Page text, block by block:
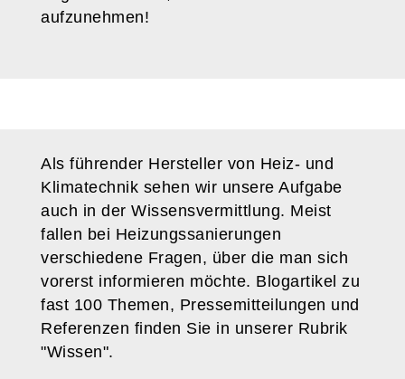
aufzunehmen!
Als führender Hersteller von Heiz- und
Klimatechnik sehen wir unsere Aufgabe
auch in der Wissensvermittlung. Meist
fallen bei Heizungssanierungen
verschiedene Fragen, über die man sich
vorerst informieren möchte. Blogartikel zu
fast 100 Themen, Pressemitteilungen und
Referenzen finden Sie in unserer Rubrik
"Wissen".